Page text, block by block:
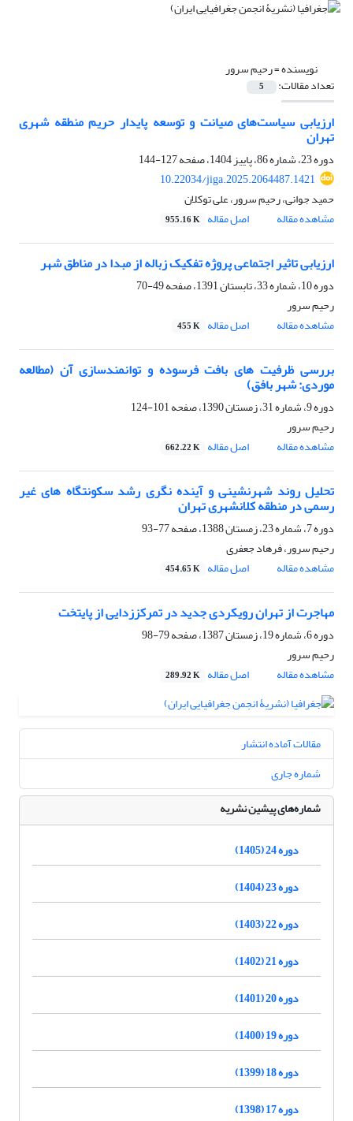
نویسنده =رحیم سرور
تعداد مقالات: 5
ارزیابی سیاست‌های صیانت و توسعه پایدار حریم منطقه شهری
تهران
دوره 23، شماره 86، پاییز 1404، صفحه
127-144
10.22034/jiga.2025.2064487.1421
حمید جوانی، رحیم سرور، علی توکلان
مشاهده مقاله
اصل مقاله 955.16 K
ارزیابی تاثیر اجتماعی پروژه تفکیک زباله از مبدا در مناطق شهر
دوره 10، شماره 33، تابستان 1391، صفحه
49-70
رحیم سرور
مشاهده مقاله
اصل مقاله 455 K
بررسی ظرفیت های بافت فرسوده و توانمندسازی آن (مطالعه
موردی: شهر بافق)
دوره 9، شماره 31، زمستان 1390، صفحه
101-124
رحیم سرور
مشاهده مقاله
اصل مقاله 662.22 K
تحلیل روند شهرنشینی و آینده نگری رشد سکونتگاه های غیر
رسمی در منطقه کلانشهری تهران
دوره 7، شماره 23، زمستان 1388، صفحه
77-93
رحیم سرور، فرهاد جعفری
مشاهده مقاله
اصل مقاله 454.65 K
مهاجرت از تهران رویکردی جدید در تمرکززدایی از پایتخت
دوره 6، شماره 19، زمستان 1387، صفحه
79-98
رحیم سرور
مشاهده مقاله
اصل مقاله 289.92 K
مقالات آماده انتشار
شماره جاری
شماره‌های پیشین نشریه
دوره 24 (1405)
دوره 23 (1404)
دوره 22 (1403)
دوره 21 (1402)
دوره 20 (1401)
دوره 19 (1400)
دوره 18 (1399)
دوره 17 (1398)